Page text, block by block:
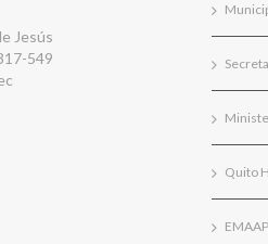
Jesús
549
Quito